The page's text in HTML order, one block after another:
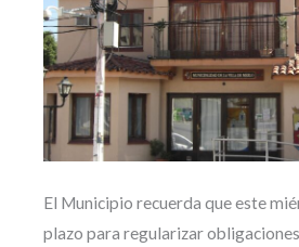
El Municipio recuerda que este
plazo para regularizar